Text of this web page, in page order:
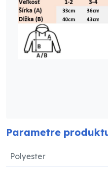
Parametre
Polyester